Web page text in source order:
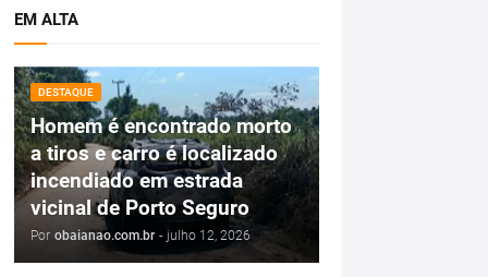
EM ALTA
DESTAQUE
Homem é encontrado morto
a tiros e carro é localizado
incendiado em estrada
vicinal de Porto Seguro
Por obaianao.com.br - julho 12, 2026